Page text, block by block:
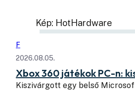
Kép: HotHardware
F
2026.08.05.
Xbox 360 játékok PC-n:
Kiszivárgott egy belső